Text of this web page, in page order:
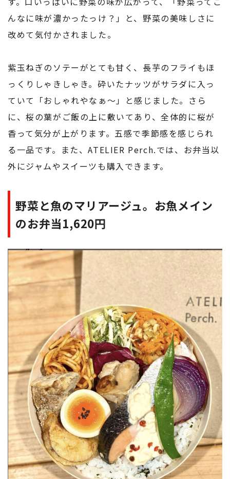
んなに味が濃かったっけ？」と、野菜の美味しさに
改めて気付かされました。
紫玉ねぎのソテーがとても甘く、長芋のフライもほ
っくりしゃきしゃき。砕いたナッツがサラダに入っ
ていて「おしゃれやなぁ〜」と感じました。さら
に、桜の葉がご飯の上に敷いてあり、全体的に桜が
香って気分が上がります。五感で季節感を感じられ
る一品です。また、ATELIER Perch.では、お弁当以
外にジャムやスイーツも購入できます。
野菜と魚のマリアージュ。お魚メイン
のお弁当1,620円